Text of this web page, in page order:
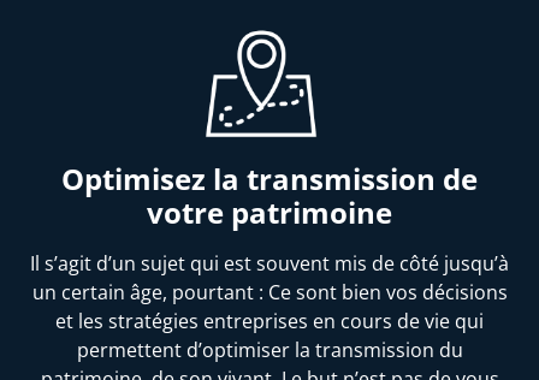
Optimisez la transmission de
votre patrimoine
Il s’agit d’un sujet qui est souvent mis de côté jusqu’à
un certain âge, pourtant : Ce sont bien vos décisions
et les stratégies entreprises en cours de vie qui
permettent d’optimiser la transmission du